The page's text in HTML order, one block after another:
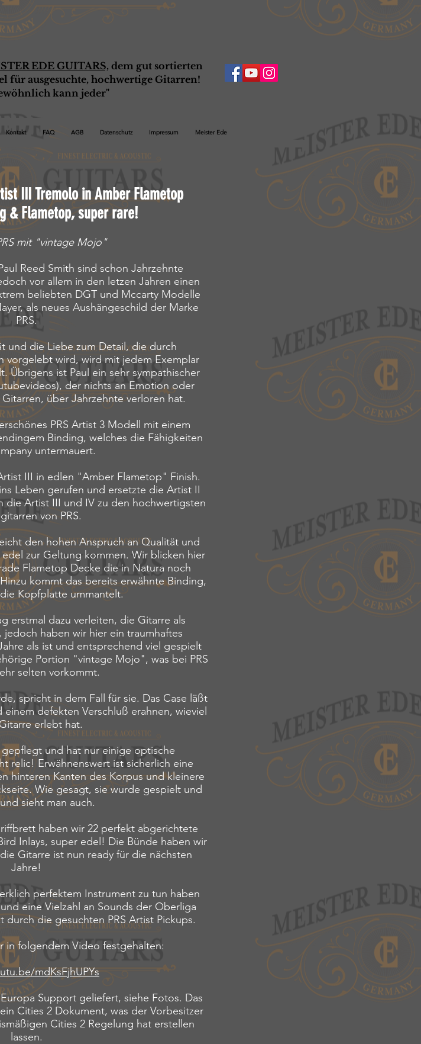
EDE GUITARS, dem gut sortierten
für ausgesuchte, hochwertige Gitarren!
kann jeder"
Kontakt FAQ AGB Datenschutz Impressum Meister Ede
III Tremolo in Amber Flametop
& Flametop, super rare!
mit "vintage Mojo"
Reed Smith sind schon Jahrzehnte
vor allem in den letzen Jahren einen
beliebten DGT und Mccarty Modelle
als neues Aushängeschild der Marke
PRS.
und die Liebe zum Detail, die durch
vorgelebt wird, wird mit jedem Exemplar
Übrigens ist Paul ein sehr sympathischer
der nichts an Emotion oder
über Jahrzehnte verloren hat.
PRS Artist 3 Modell mit einem
Binding, welches die Fähigkeiten
untermauert.
III in edlen "Amber Flametop" Finish.
Leben gerufen und ersetzte die Artist II
die Artist III und IV zu den hochwertigsten
von PRS.
den hohen Anspruch an Qualität und
zur Geltung kommen. Wir blicken hier
Flametop Decke die in Natura noch
kommt das bereits erwähnte Binding,
Kopfplatte ummantelt.
erstmal dazu verleiten, die Gitarre als
haben wir hier ein traumhaftes
als ist und entsprechend viel gespielt
Portion "vintage Mojo", was bei PRS
selten vorkommt.
spricht in dem Fall für sie. Das Case läßt
defekten Verschluß erahnen, wieviel
erlebt hat.
und hat nur einige optische
relic! Erwähnenswert ist sicherlich eine
hinteren Kanten des Korpus und kleinere
Wie gesagt, sie wurde gespielt und
sieht man auch.
haben wir 22 perfekt abgerichtete
Inlays, super edel! Die Bünde haben wir
Gitarre ist nun ready für die nächsten
Jahre!
perfektem Instrument zu tun haben
eine Vielzahl an Sounds der Oberliga
die gesuchten PRS Artist Pickups.
in folgendem Video festgehalten:
mdKsFjhUPYs
Support geliefert, siehe Fotos. Das
Cities 2 Dokument, was der Vorbesitzer
Cities 2 Regelung hat erstellen
lassen.